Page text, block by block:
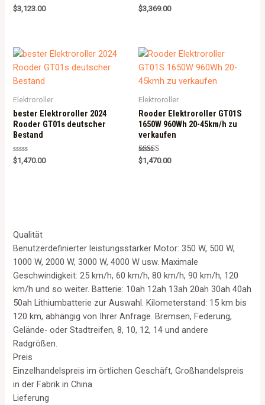
Rated
0
$3,123.00
Rated
5.00
$3,369.00
Elektroroller
bester Elektroroller 2024
Rooder GT01s deutscher
Bestand
Rated
0
$1,470.00
Elektroroller
Rooder Elektroroller GT01S
1650W 960Wh 20-45km/h zu
verkaufen
Rated
5.00
$1,470.00
Qualität
Benutzerdefinierter leistungsstarker Motor: 350 W, 500 W,
1000 W, 2000 W, 3000 W, 4000 W usw. Maximale
Geschwindigkeit: 25 km/h, 60 km/h, 80 km/h, 90 km/h, 120
km/h und so weiter. Batterie: 10ah 12ah 13ah 20ah 30ah 40ah
50ah Lithiumbatterie zur Auswahl. Kilometerstand: 15 km bis
120 km, abhängig von Ihrer Anfrage. Bremsen, Federung,
Gelände- oder Stadtreifen, 8, 10, 12, 14 und andere
Radgrößen.
Preis
Einzelhandelspreis im örtlichen Geschäft, Großhandelspreis
in der Fabrik in China.
Lieferung